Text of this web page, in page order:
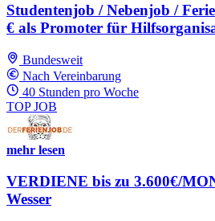
Studentenjob / Nebenjob /
€ als Promoter für
Bundesweit
Nach Vereinbarung
40 Stunden pro Woche
TOP JOB
mehr lesen
VERDIENE bis zu 3.600€/
Wesser